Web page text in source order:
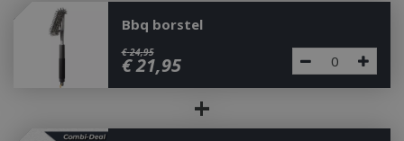
Bbq borstel
€ 24,95
€21,95
+